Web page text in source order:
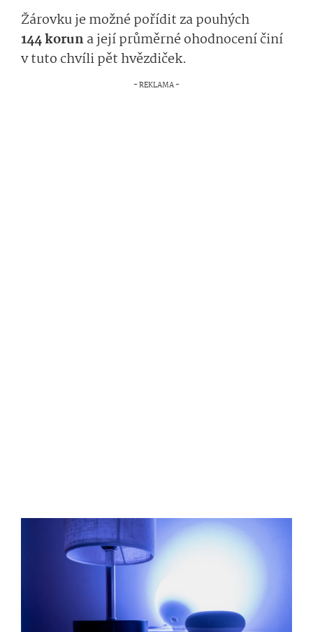
Žárovku je možné pořídit za pouhých
144 koruna její průměrné ohodnocení činí
v tuto chvíli pět hvězdiček.